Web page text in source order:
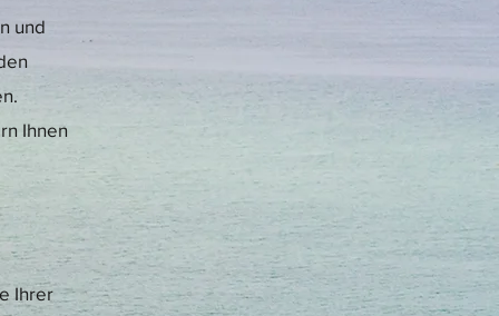
und
Ihnen
Ihrer